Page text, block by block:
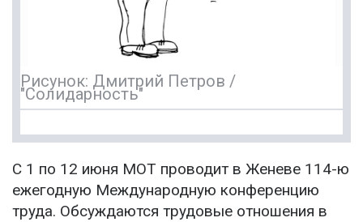
Рисунок: Дмитрий Петров /
"Солидарность"
С 1 по 12 июня МОТ проводит в Женеве 114-ю
ежегодную Международную конференцию
труда. Обсуждаются трудовые отношения в